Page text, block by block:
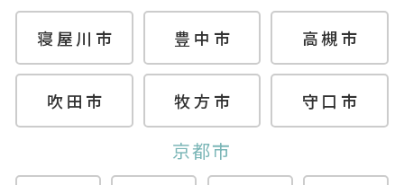
寝屋川市 豊中市 高槻市
吹田市 牧方市 守口市
京都市